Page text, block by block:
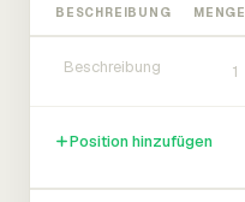
BESCHREIBUNG MENGE
Position hinzufügen